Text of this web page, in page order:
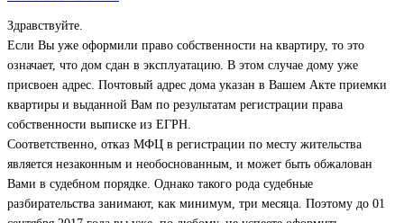
Здравствуйте.
Если Вы уже оформили право собственности на квартиру, то это
означает, что дом сдан в эксплуатацию. В этом случае дому уже
присвоен адрес. Почтовый адрес дома указан в Вашем Акте приемки
квартиры и выданной Вам по результатам регистрации права
собственности выписке из ЕГРН.
Соответственно, отказ МФЦ в регистрации по месту жительства
является незаконным и необоснованным, и может быть обжалован
Вами в судебном порядке. Однако такого рода судебные
разбирательства занимают, как минимум, три месяца. Поэтому до 01